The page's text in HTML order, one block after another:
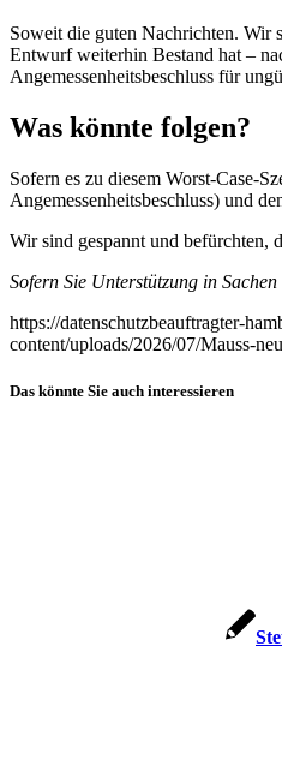
Soweit die guten Nachrichten. Wir
Entwurf weiterhin Bestand hat –
Angemessenheitsbeschluss für
Was könnte folgen?
Sofern es zu diesem Worst-Case-
Angemessenheitsbeschluss) und
Wir sind gespannt und befürchten,
Sofern Sie Unterstützung in
https://datenschutzbeauftragter-
content/uploads/2026/07/Mauss-
Das könnte Sie auch interessieren